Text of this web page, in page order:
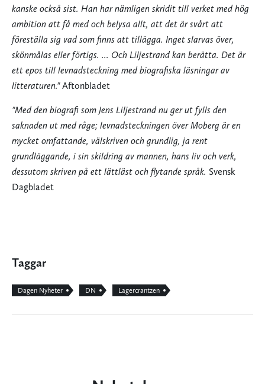
kanske också sist. Han har nämligen skridit till verket med hög
ambition att få med och belysa allt, att det är svårt att
föreställa sig vad som finns att tillägga. Inget slarvas över,
skönmålas eller förtigs. ... Och Liljestrand kan berätta. Det är
ett epos till levnadsteckning med biografiska läsningar av
litteraturen."Aftonbladet
"Med den biografi som Jens Liljestrand nu ger ut fylls den
saknaden ut med råge; levnadsteckningen över Moberg är en
mycket omfattande, välskriven och grundlig, ja rent
grundläggande, i sin skildring av mannen, hans liv och verk,
dessutom skriven på ett lättläst och flytande språk. Svensk
Dagbladet
Taggar
Dagen Nyheter DN Lagercrantzen